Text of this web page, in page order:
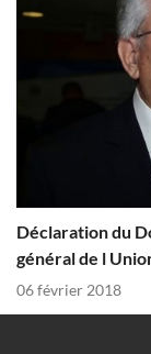
Déclaration du
général de l
06 février 2018